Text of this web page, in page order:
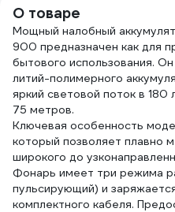
О товаре
Мощный налобный
900 предназначен как для
бытового использования.
литий-полимерного
яркий световой поток в
75 метров.
Ключевая особенность
который позволяет плавно
широкого до
Фонарь имеет три режима
пульсирующий) и
комплектного кабеля.